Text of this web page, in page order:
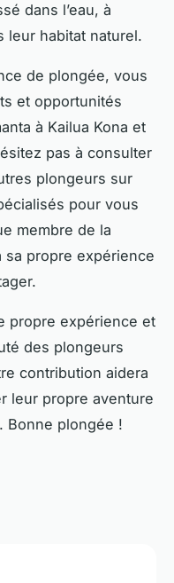
dans l’eau, à
leur habitat naturel.
de plongée, vous
et opportunités
à Kailua Kona et
pas à consulter
plongeurs sur
pour vous
membre de la
sa propre expérience
propre expérience et
des plongeurs
contribution aidera
leur propre aventure
Bonne plongée !